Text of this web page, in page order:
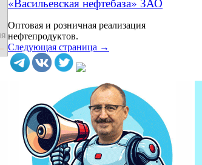
Оптовая и розничная реализация
нефтепродуктов.
Следующая страница →